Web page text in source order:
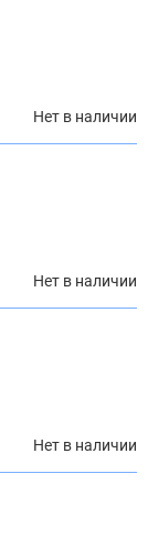
Нет в наличии
Нет в наличии
Нет в наличии